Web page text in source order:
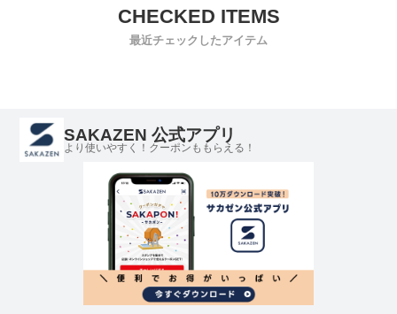
最近チェックしたアイテム
SAKAZEN 公式アプリ
より使いやすく！クーポンももらえる！